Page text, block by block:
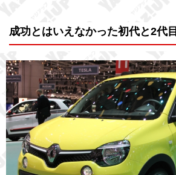
成功とはいえなかった初代と2代目